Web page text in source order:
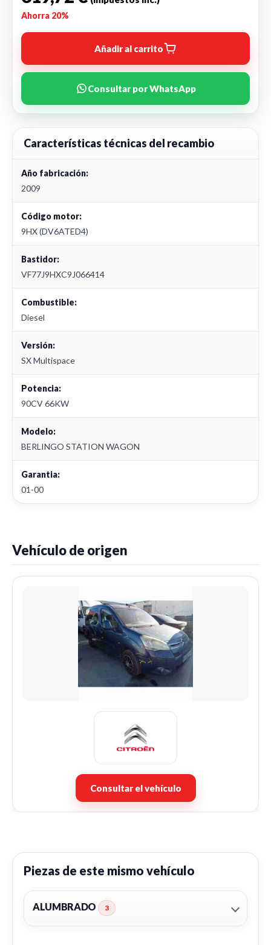
Ahorra 20%
Añadir al carrito
Consultar por WhatsApp
Características técnicas del recambio
Año fabricación:
2009
Código motor:
9HX (DV6ATED4)
Bastidor:
VF77J9HXC9J066414
Combustible:
Diesel
Versión:
SX Multispace
Potencia:
90CV 66KW
Modelo:
BERLINGO STATION WAGON
Garantia:
01-00
Vehículo de origen
Consultar el vehículo
Piezas de este mismo vehículo
ALUMBRADO 3